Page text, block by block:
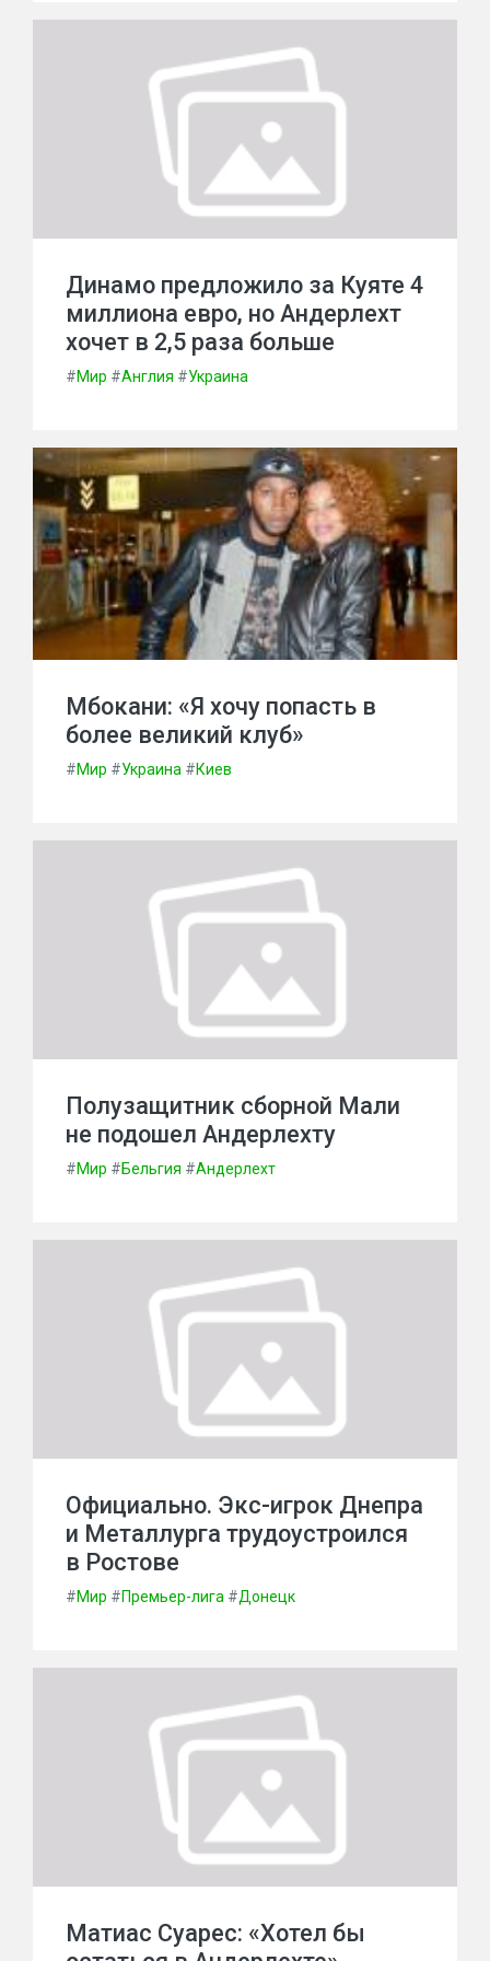
Динамо предложило за Куяте 4
миллиона евро, но Андерлехт
хочет в 2,5 раза больше
#Мир #Англия #Украина
Мбокани: «Я хочу попасть в
более великий клуб»
#Мир #Украина #Киев
Полузащитник сборной Мали
не подошел Андерлехту
#Мир #Бельгия #Андерлехт
Официально. Экс-игрок Днепра
и Металлурга трудоустроился
в Ростове
#Мир #Премьер-лига #Донецк
Матиас Суарес: «Хотел бы